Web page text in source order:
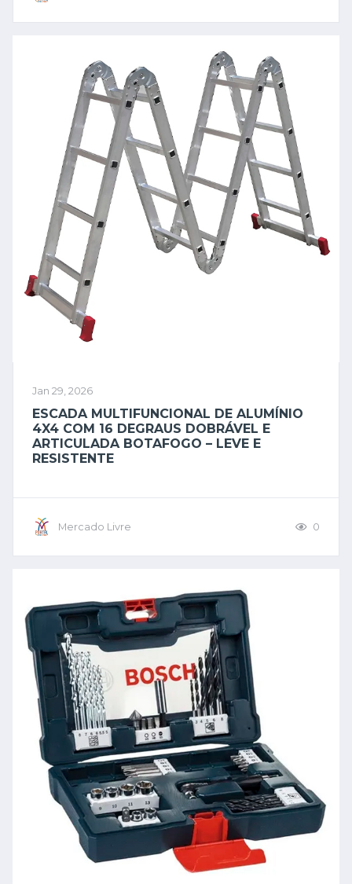
Jan 29, 2026
ESCADA MULTIFUNCIONAL DE ALUMÍNIO
4X4 COM 16 DEGRAUS DOBRÁVEL E
ARTICULADA BOTAFOGO – LEVE E
RESISTENTE
Mercado Livre 0